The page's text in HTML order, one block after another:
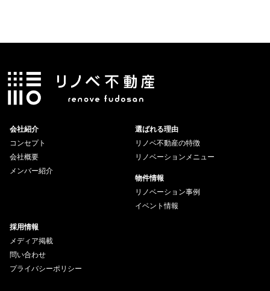
会社紹介
コンセプト
会社概要
メンバー紹介
選ばれる理由
リノベ不動産の特徴
リノベーションメニュー
物件情報
リノベーション事例
イベント情報
採用情報
メディア掲載
問い合わせ
プライバシーポリシー